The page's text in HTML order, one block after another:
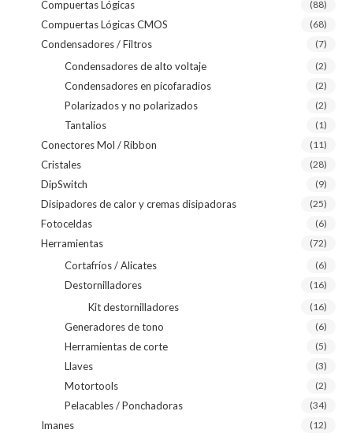
Compuertas Lógicas (88)
Compuertas Lógicas CMOS (68)
Condensadores / Filtros (7)
Condensadores de alto voltaje (2)
Condensadores en picofaradios (2)
Polarizados y no polarizados (2)
Tantalios (1)
Conectores Mol / Ribbon (11)
Cristales (28)
DipSwitch (9)
Disipadores de calor y cremas disipadoras (25)
Fotoceldas (6)
Herramientas (72)
Cortafríos / Alicates (6)
Destornilladores (16)
Kit destornilladores (16)
Generadores de tono (6)
Herramientas de corte (5)
Llaves (3)
Motortools (2)
Pelacables / Ponchadoras (34)
Imanes (12)